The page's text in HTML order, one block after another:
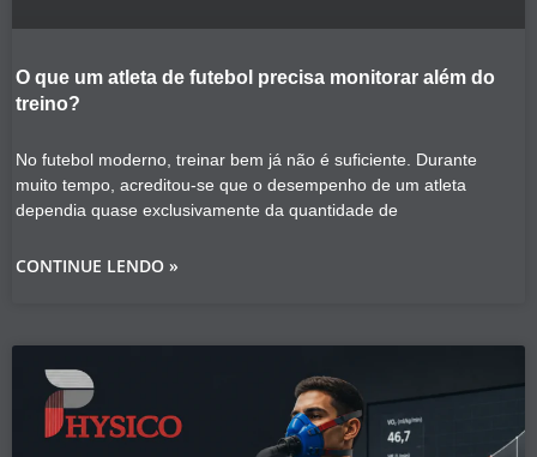
O que um atleta de futebol precisa monitorar além do
treino?
No futebol moderno, treinar bem já não é suficiente. Durante
muito tempo, acreditou-se que o desempenho de um atleta
dependia quase exclusivamente da quantidade de
CONTINUE LENDO »